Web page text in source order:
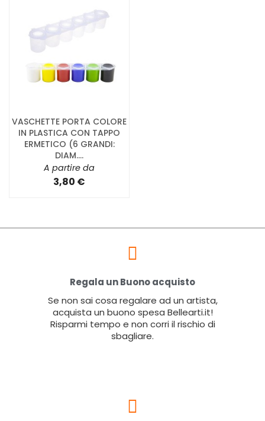
VASCHETTE PORTA COLORE
IN PLASTICA CON TAPPO
ERMETICO (6 GRANDI:
DIAM....
A partire da
3,80 €
Regala un Buono acquisto
Se non sai cosa regalare ad un artista,
acquista un buono spesa Bellearti.it!
Risparmi tempo e non corri il rischio di
sbagliare.